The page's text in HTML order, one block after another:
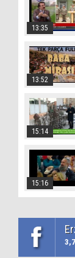
13:35
13:52
15:14
15:16